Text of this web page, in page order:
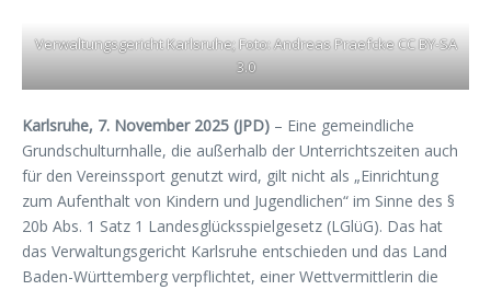
Verwaltungsgericht Karlsruhe; Foto: Andreas Praefcke CC BY-SA
3.0
Karlsruhe, 7. November 2025 (JPD) – Eine gemeindliche
Grundschulturnhalle, die außerhalb der Unterrichtszeiten auch
für den Vereinssport genutzt wird, gilt nicht als „Einrichtung
zum Aufenthalt von Kindern und Jugendlichen“ im Sinne des §
20b Abs. 1 Satz 1 Landesglücksspielgesetz (LGlüG). Das hat
das Verwaltungsgericht Karlsruhe entschieden und das Land
Baden-Württemberg verpflichtet, einer Wettvermittlerin die